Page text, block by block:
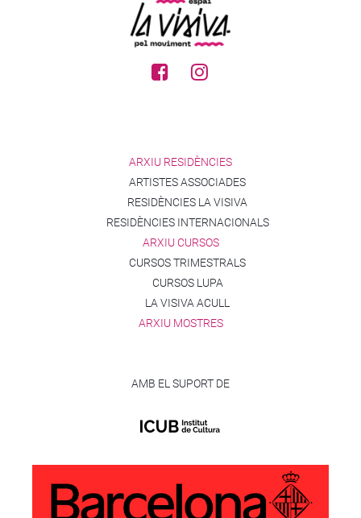
ARXIU RESIDÈNCIES
ARTISTES ASSOCIADES
RESIDÈNCIES LA VISIVA
RESIDÈNCIES INTERNACIONALS
ARXIU CURSOS
CURSOS TRIMESTRALS
CURSOS LUPA
LA VISIVA ACULL
ARXIU MOSTRES
AMB EL SUPORT DE